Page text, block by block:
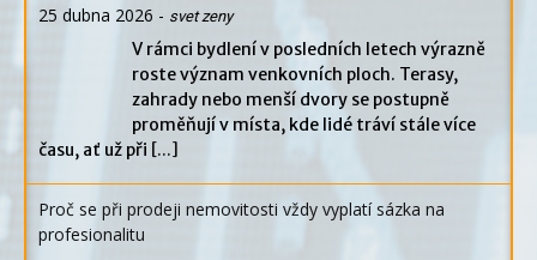
25 dubna 2026 - svet zeny
V rámci bydlení v posledních letech výrazně
roste význam venkovních ploch. Terasy,
zahrady nebo menší dvory se postupně
proměňují v místa, kde lidé tráví stále více
času, ať už při [...]
Proč se při prodeji nemovitosti vždy vyplatí sázka na
profesionalitu